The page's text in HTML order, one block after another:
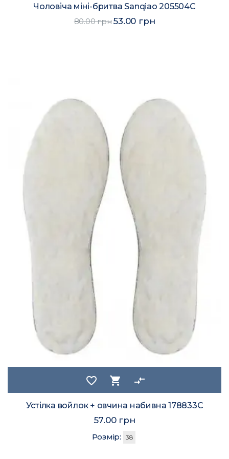
Чоловіча міні-бритва Sanqiao 205504C
80.00 грн53.00 грн
favorite_border shopping_cart compare_arrows
Устілка войлок + овчина набивна 178833C
57.00 грн
Розмір: 38